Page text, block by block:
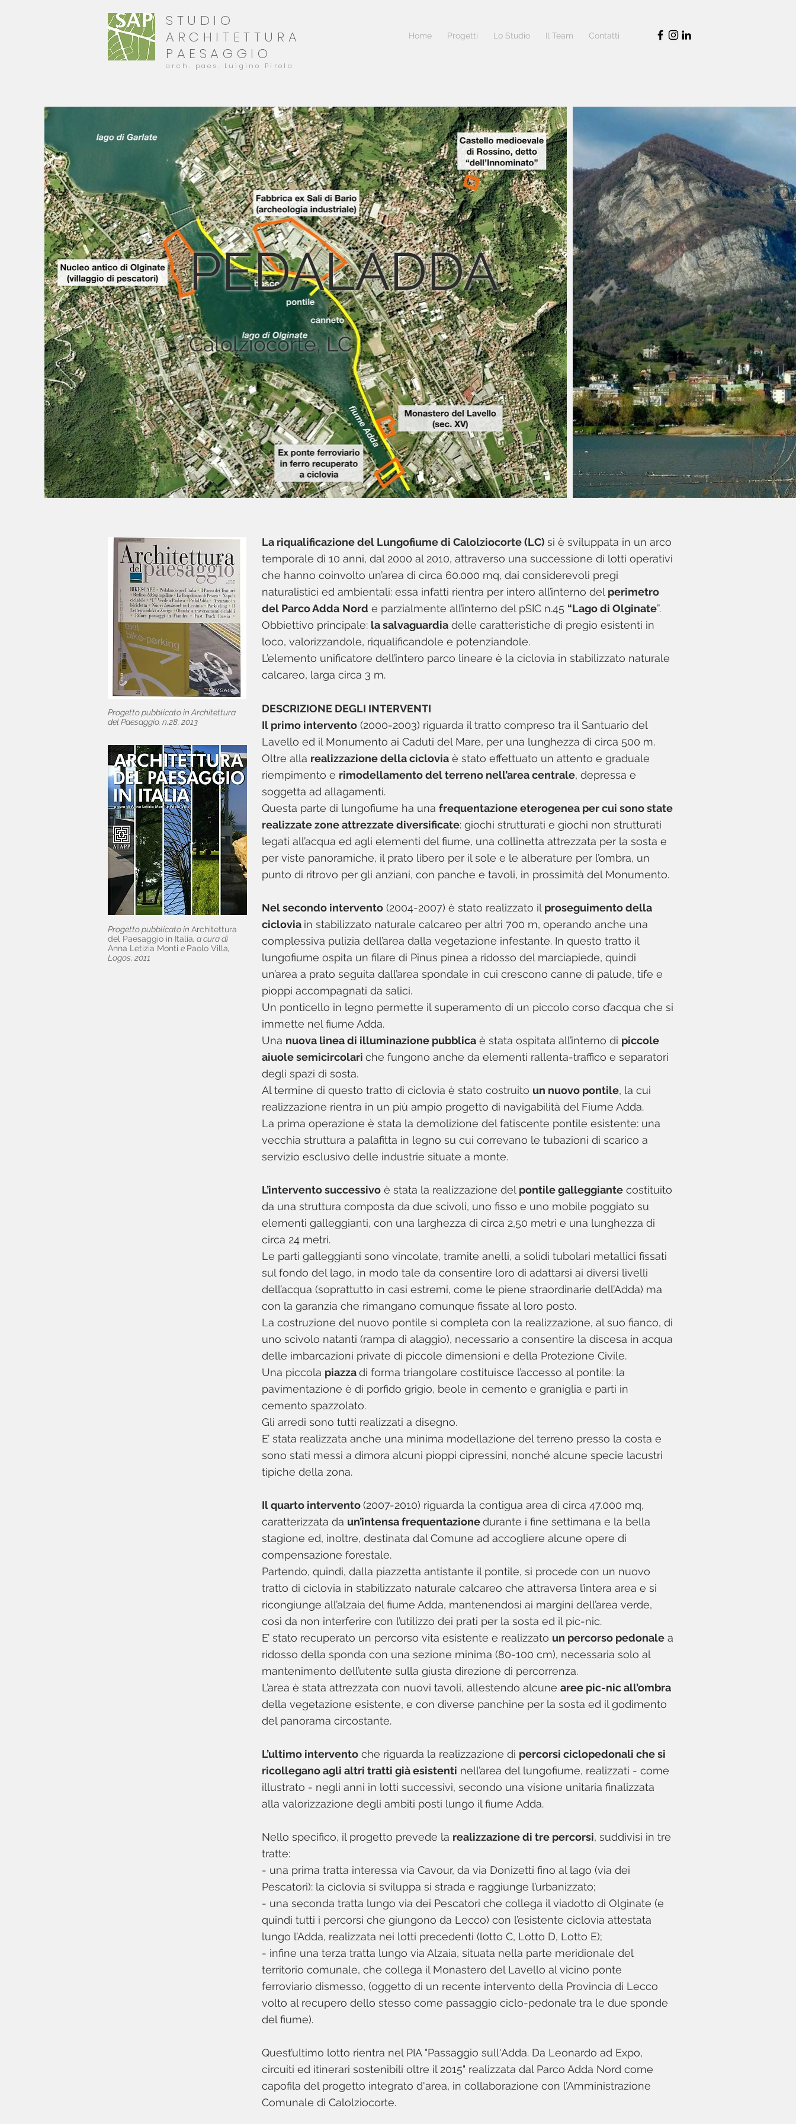
STUDIO
ARCHITETTURA
PAESAGGIO
arch. paes. Luigino Pirola
Home Progetti Lo Studio Il Team Contatti
PEDALADDA
Calolziocorte, LC
Progetto pubblicato in Architettura
del Paesaggio, n.28, 2013
Progetto pubblicato in Architettura
del Paesaggio in Italia, a cura di
Anna Letizia Monti e Paolo Villa,
Logos, 2011
La riqualificazione del Lungofiume di Calolziocorte (LC) si è sviluppata in un arco
temporale di 10 anni, dal 2000 al 2010, attraverso una successione di lotti operativi
che hanno coinvolto un’area di circa 60.000 mq, dai considerevoli pregi
naturalistici ed ambientali: essa infatti rientra per intero all’interno del perimetro
del Parco Adda Nord e parzialmente all’interno del pSIC n.45 “Lago di Olginate”.
Obbiettivo principale: la salvaguardia delle caratteristiche di pregio esistenti in
loco, valorizzandole, riqualificandole e potenziandole.
L’elemento unificatore dell’intero parco lineare è la ciclovia in stabilizzato naturale
calcareo, larga circa 3 m.
DESCRIZIONE DEGLI INTERVENTI
Il primo intervento (2000-2003) riguarda il tratto compreso tra il Santuario del
Lavello ed il Monumento ai Caduti del Mare, per una lunghezza di circa 500 m.
Oltre alla realizzazione della ciclovia è stato effettuato un attento e graduale
riempimento e rimodellamento del terreno nell’area centrale, depressa e
soggetta ad allagamenti.
Questa parte di lungofiume ha una frequentazione eterogenea per cui sono state
realizzate zone attrezzate diversificate: giochi strutturati e giochi non strutturati
legati all’acqua ed agli elementi del fiume, una collinetta attrezzata per la sosta e
per viste panoramiche, il prato libero per il sole e le alberature per l’ombra, un
punto di ritrovo per gli anziani, con panche e tavoli, in prossimità del Monumento.
Nel secondo intervento (2004-2007) è stato realizzato il proseguimento della
ciclovia in stabilizzato naturale calcareo per altri 700 m, operando anche una
complessiva pulizia dell’area dalla vegetazione infestante. In questo tratto il
lungofiume ospita un filare di Pinus pinea a ridosso del marciapiede, quindi
un’area a prato seguita dall’area spondale in cui crescono canne di palude, tife e
pioppi accompagnati da salici.
Un ponticello in legno permette il superamento di un piccolo corso d’acqua che si
immette nel fiume Adda.
Una nuova linea di illuminazione pubblica è stata ospitata all’interno di piccole
aiuole semicircolari che fungono anche da elementi rallenta-traffico e separatori
degli spazi di sosta.
Al termine di questo tratto di ciclovia è stato costruito un nuovo pontile, la cui
realizzazione rientra in un più ampio progetto di navigabilità del Fiume Adda.
La prima operazione è stata la demolizione del fatiscente pontile esistente: una
vecchia struttura a palafitta in legno su cui correvano le tubazioni di scarico a
servizio esclusivo delle industrie situate a monte.
L’intervento successivo è stata la realizzazione del pontile galleggiante costituito
da una struttura composta da due scivoli, uno fisso e uno mobile poggiato su
elementi galleggianti, con una larghezza di circa 2,50 metri e una lunghezza di
circa 24 metri.
Le parti galleggianti sono vincolate, tramite anelli, a solidi tubolari metallici fissati
sul fondo del lago, in modo tale da consentire loro di adattarsi ai diversi livelli
dell’acqua (soprattutto in casi estremi, come le piene straordinarie dell’Adda) ma
con la garanzia che rimangano comunque fissate al loro posto.
La costruzione del nuovo pontile si completa con la realizzazione, al suo fianco, di
uno scivolo natanti (rampa di alaggio), necessario a consentire la discesa in acqua
delle imbarcazioni private di piccole dimensioni e della Protezione Civile.
Una piccola piazzadi forma triangolare costituisce l’accesso al pontile: la
pavimentazione è di porfido grigio, beole in cemento e graniglia e parti in
cemento spazzolato.
Gli arredi sono tutti realizzati a disegno.
E’ stata realizzata anche una minima modellazione del terreno presso la costa e
sono stati messi a dimora alcuni pioppi cipressini, nonché alcune specie lacustri
tipiche della zona.
Il quarto intervento(2007-2010) riguarda la contigua area di circa 47.000 mq,
caratterizzata da un’intensa frequentazionedurante i fine settimana e la bella
stagione ed, inoltre, destinata dal Comune ad accogliere alcune opere di
compensazione forestale.
Partendo, quindi, dalla piazzetta antistante il pontile, si procede con un nuovo
tratto di ciclovia in stabilizzato naturale calcareo che attraversa l’intera area e si
ricongiunge all’alzaia del fiume Adda, mantenendosi ai margini dell’area verde,
così da non interferire con l’utilizzo dei prati per la sosta ed il pic-nic.
E’ stato recuperato un percorso vita esistente e realizzato un percorso pedonale a
ridosso della sponda con una sezione minima (80-100 cm), necessaria solo al
mantenimento dell’utente sulla giusta direzione di percorrenza.
L’area è stata attrezzata con nuovi tavoli, allestendo alcune aree pic-nic all’ombra
della vegetazione esistente, e con diverse panchine per la sosta ed il godimento
del panorama circostante.
L’ultimo intervento che riguarda la realizzazione di percorsi ciclopedonali che si
ricollegano agli altri tratti già esistenti nell’area del lungofiume, realizzati - come
illustrato - negli anni in lotti successivi, secondo una visione unitaria finalizzata
alla valorizzazione degli ambiti posti lungo il fiume Adda.
Nello specifico, il progetto prevede la realizzazione di tre percorsi, suddivisi in tre
tratte:
- una prima tratta interessa via Cavour, da via Donizetti fino al lago (via dei
Pescatori): la ciclovia si sviluppa si strada e raggiunge l’urbanizzato;
- una seconda tratta lungo via dei Pescatori che collega il viadotto di Olginate (e
quindi tutti i percorsi che giungono da Lecco) con l’esistente ciclovia attestata
lungo l’Adda, realizzata nei lotti precedenti (lotto C, Lotto D, Lotto E);
- infine una terza tratta lungo via Alzaia, situata nella parte meridionale del
territorio comunale, che collega il Monastero del Lavello al vicino ponte
ferroviario dismesso, (oggetto di un recente intervento della Provincia di Lecco
volto al recupero dello stesso come passaggio ciclo-pedonale tra le due sponde
del fiume).
Quest’ultimo lotto rientra nel PIA "Passaggio sull'Adda. Da Leonardo ad Expo,
circuiti ed itinerari sostenibili oltre il 2015" realizzata dal Parco Adda Nord come
capofila del progetto integrato d'area, in collaborazione con l’Amministrazione
Comunale di Calolziocorte.